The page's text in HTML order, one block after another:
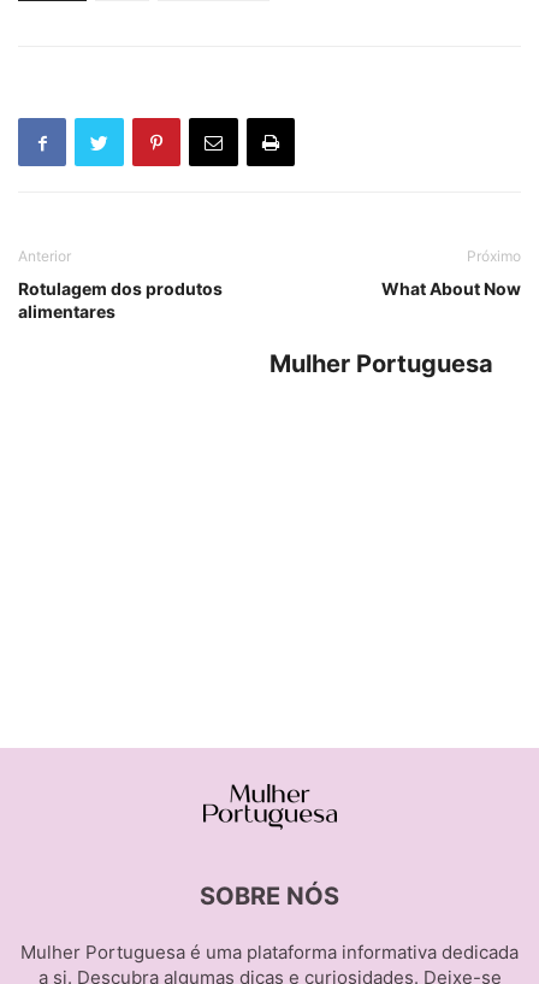
Anterior
Rotulagem dos produtos
alimentares
Próximo
What About Now
Mulher Portuguesa
SOBRE NÓS
Mulher Portuguesa é uma plataforma informativa dedicada
a si. Descubra algumas dicas e curiosidades. Deixe-se